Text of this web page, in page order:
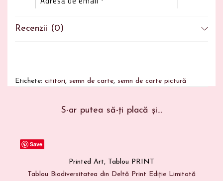
informații.
Recenzii (0)
Etichete: cititori, semn de carte, semn de carte pictură
S-ar putea să-ți placă și…
Save
Printed Art, Tablou PRINT
Tablou Biodiversitatea din Deltă Print Ediție Limitată